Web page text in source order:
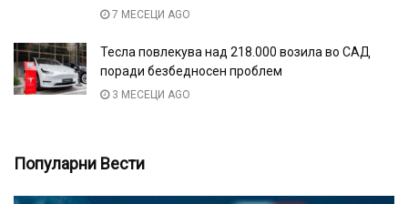
7 МЕСЕЦИ AGO
Тесла повлекува над 218.000 возила во САД
поради безбедносен проблем
3 МЕСЕЦИ AGO
Популарни Вести